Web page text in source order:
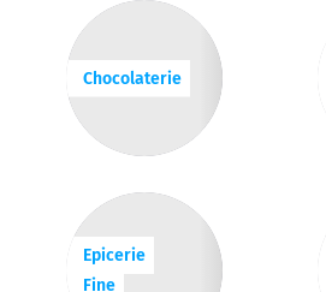
Chocolaterie
Epicerie
Fine